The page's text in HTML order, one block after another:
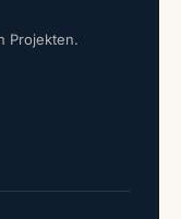
Projekten.